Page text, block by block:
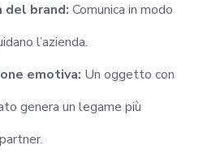
del brand: Comunica in modo
l’azienda.
emotiva: Un oggetto con
genera un legame più